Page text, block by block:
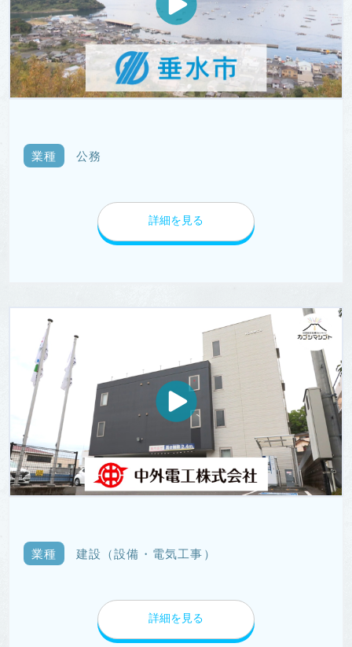
業種 公務
詳細を見る
業種 建設（設備・電気工事）
詳細を見る